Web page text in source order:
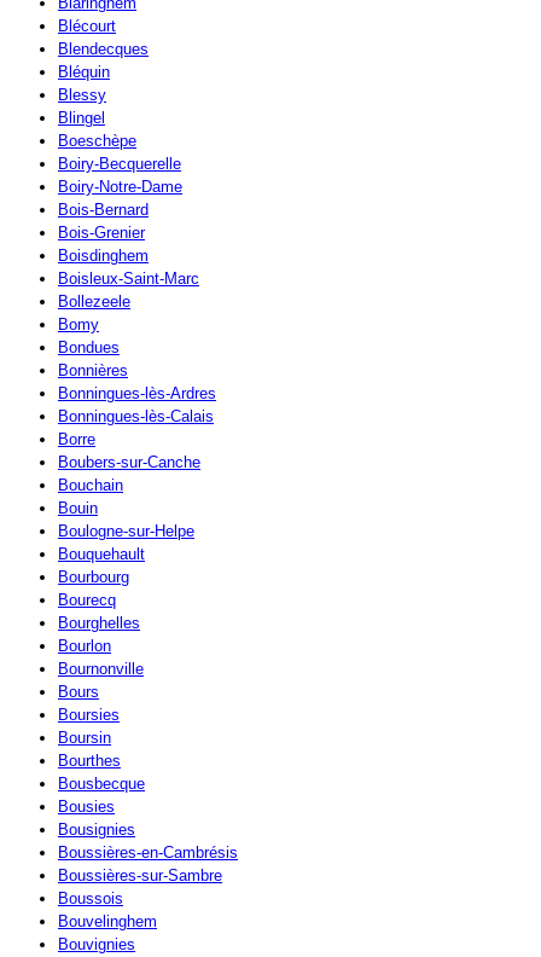
Blécourt
Blendecques
Bléquin
Blessy
Blingel
Boeschèpe
Boiry-Becquerelle
Boiry-Notre-Dame
Bois-Bernard
Bois-Grenier
Boisdinghem
Boisleux-Saint-Marc
Bollezeele
Bomy
Bondues
Bonnières
Bonningues-lès-Ardres
Bonningues-lès-Calais
Borre
Boubers-sur-Canche
Bouchain
Bouin
Boulogne-sur-Helpe
Bouquehault
Bourbourg
Bourecq
Bourghelles
Bourlon
Bournonville
Bours
Boursies
Boursin
Bourthes
Bousbecque
Bousies
Bousignies
Boussières-en-Cambrésis
Boussières-sur-Sambre
Boussois
Bouvelinghem
Bouvignies